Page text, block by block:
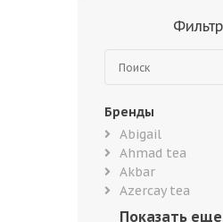
Фильтр
Бренды
Abigail
Ahmad tea
Akbar
Azercay tea